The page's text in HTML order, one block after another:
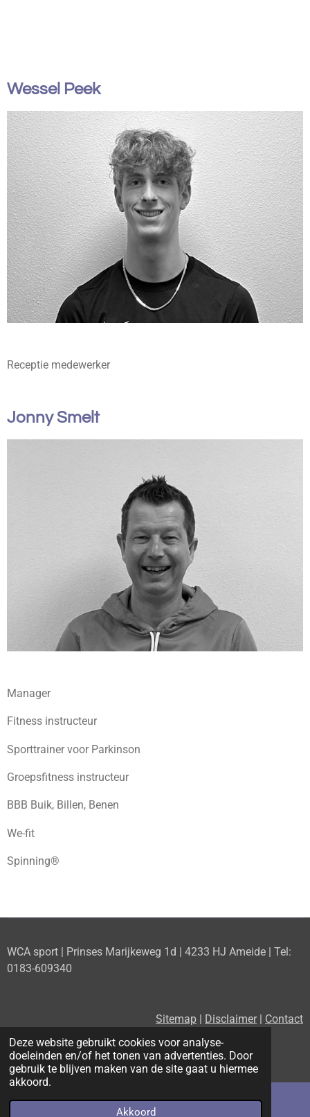
Deze website gebruikt cookies voor analyse-
doeleinden en/of het tonen van advertenties. Door
gebruik te blijven maken van de site gaat u hiermee
akkoord.
Akkoord
Wessel Peek
Receptie medewerker
Jonny Smelt
Manager
Fitness instructeur
Sporttrainer voor Parkinson
Groepsfitness instructeur
BBB Buik, Billen, Benen
We-fit
Spinning®
WCA sport | Prinses Marijkeweg 1d | 4233 HJ Ameide | Tel:
0183-609340
Sitemap Disclaimer Contact
F
a
c
e
P
i
n
t
X
I
n
t